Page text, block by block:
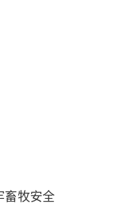
畜牧安全